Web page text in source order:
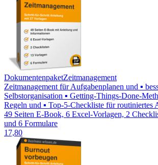
DokumentenpaketZeitmanagement
Zeitmanagement für Aufgabenplanen und ▪
Selbstorganisation ▪ Getting-Things-Done-
Regeln und ▪ Top-5-Checkliste für routiniertes
49 Seiten E-Book, 6 Excel-Vorlagen, 2
und 6 Formulare
17,80